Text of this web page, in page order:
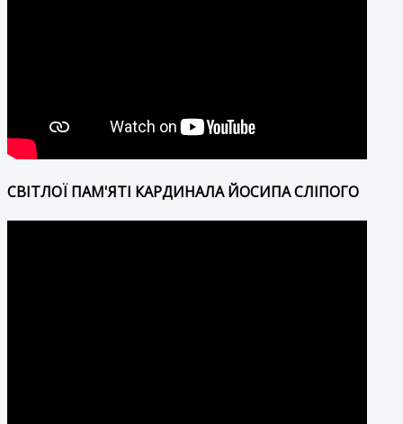
СВІТЛОЇ ПАМ'ЯТІ КАРДИНАЛА ЙОСИПА СЛІПОГО